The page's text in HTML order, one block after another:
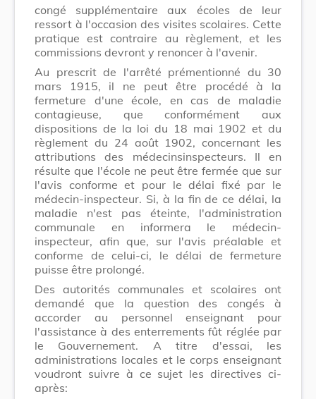
congé supplémentaire aux écoles de leur
ressort à l'occasion des visites scolaires. Cette
pratique est contraire au règlement, et les
commissions devront y renoncer à l'avenir.
Au prescrit de l'arrêté prémentionné du 30
mars 1915, il ne peut être procédé à la
fermeture d'une école, en cas de maladie
contagieuse, que conformément aux
dispositions de la loi du 18 mai 1902 et du
règlement du 24 août 1902, concernant les
attributions des médecinsinspecteurs. Il en
résulte que l'école ne peut être fermée que sur
l'avis conforme et pour le délai fixé par le
médecin-inspecteur. Si, à la fin de ce délai, la
maladie n'est pas éteinte, l'administration
communale en informera le médecin-
inspecteur, afin que, sur l'avis préalable et
conforme de celui-ci, le délai de fermeture
puisse être prolongé.
Des autorités communales et scolaires ont
demandé que la question des congés à
accorder au personnel enseignant pour
l'assistance à des enterrements fût réglée par
le Gouvernement. A titre d'essai, les
administrations locales et le corps enseignant
voudront suivre à ce sujet les directives ci-
après: